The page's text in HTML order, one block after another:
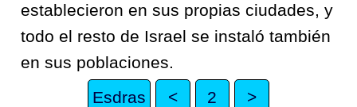
establecieron en sus propias ciudades, y
todo el resto de Israel se instaló también
en sus poblaciones.
Esdras
< 2 >